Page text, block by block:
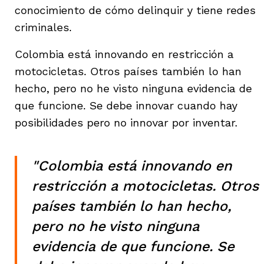
conocimiento de cómo delinquir y tiene redes
criminales.
Colombia está innovando en restricción a
motocicletas. Otros países también lo han
hecho, pero no he visto ninguna evidencia de
que funcione. Se debe innovar cuando hay
posibilidades pero no innovar por inventar.
"Colombia está innovando en
restricción a motocicletas. Otros
países también lo han hecho,
pero no he visto ninguna
evidencia de que funcione. Se